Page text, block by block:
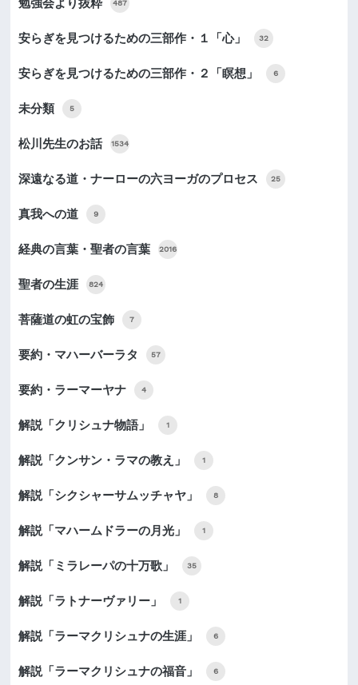
勉強会より抜粋 487
安らぎを見つけるための三部作・１「心」 32
安らぎを見つけるための三部作・２「瞑想」 6
未分類 5
松川先生のお話 1534
深遠なる道・ナーローの六ヨーガのプロセス 25
真我への道 9
経典の言葉・聖者の言葉 2016
聖者の生涯 824
菩薩道の虹の宝飾 7
要約・マハーバーラタ 57
要約・ラーマーヤナ 4
解説「クリシュナ物語」 1
解説「クンサン・ラマの教え」 1
解説「シクシャーサムッチャヤ」 8
解説「マハームドラーの月光」 1
解説「ミラレーパの十万歌」 35
解説「ラトナーヴァリー」 1
解説「ラーマクリシュナの生涯」 6
解説「ラーマクリシュナの福音」 6